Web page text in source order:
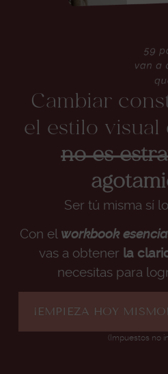
Cambiar
el estilo visual
no es
Ser tú misma sí
Con el workbook
vas a obtener la
necesitas para
¡EMPIEZA HOY MISMO!
(Impuestos no